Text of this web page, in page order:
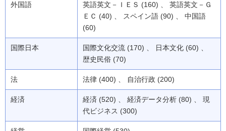
外国語
英語英文－ＩＥＳ (160) 、 英語英文－Ｇ
ＥＣ (40) 、 スペイン語 (90) 、 中国語
(60)
国際日本
国際文化交流 (170) 、 日本文化 (60) 、
歴史民俗 (70)
法 法律 (400) 、 自治行政 (200)
経済
経済 (520) 、 経済データ分析 (80) 、 現
代ビジネス (300)